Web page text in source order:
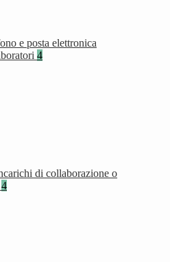
e posta elettronica
4
di collaborazione o
4